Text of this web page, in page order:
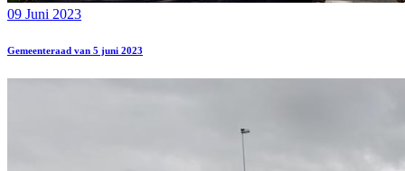
09 Juni 2023
Gemeenteraad van 5 juni 2023